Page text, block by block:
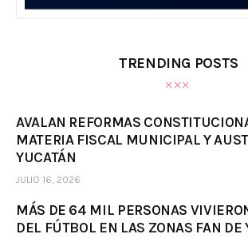
TRENDING POSTS
AVALAN REFORMAS
MATERIA FISCAL MUNICIPAL Y
YUCATÁN
JULIO 16, 2026
MÁS DE 64 MIL PERSONAS
DEL FÚTBOL EN LAS ZONAS FAN DE